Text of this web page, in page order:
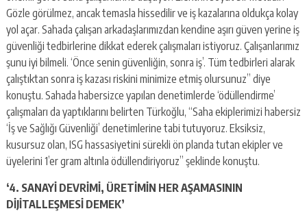
Gözle görülmez, ancak temasla hissedilir ve iş kazalarına oldukça kolay
yol açar. Sahada çalışan arkadaşlarımızdan kendine aşırı güven yerine iş
güvenliği tedbirlerine dikkat ederek çalışmaları istiyoruz. Çalışanlarımız
şunu iyi bilmeli. ‘Önce senin güvenliğin, sonra iş’. Tüm tedbirleri alarak
çalıştıktan sonra iş kazası riskini minimize etmiş olursunuz” diye
konuştu. Sahada habersizce yapılan denetimlerde ‘ödüllendirme’
çalışmaları da yaptıklarını belirten Türkoğlu, “Saha ekiplerimizi habersiz
‘İş ve Sağlığı Güvenliği’ denetimlerine tabi tutuyoruz. Eksiksiz,
kusursuz olan, ISG hassasiyetini sürekli ön planda tutan ekipler ve
üyelerini 1’er gram altınla ödüllendiriyoruz” şeklinde konuştu.
‘4. SANAYİ DEVRİMİ, ÜRETİMİN HER AŞAMASININ
DİJİTALLEŞMESİ DEMEK’